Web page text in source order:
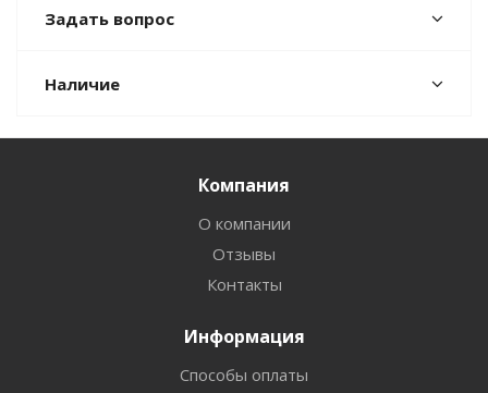
Задать вопрос
Наличие
Компания
О компании
Отзывы
Контакты
Информация
Способы оплаты